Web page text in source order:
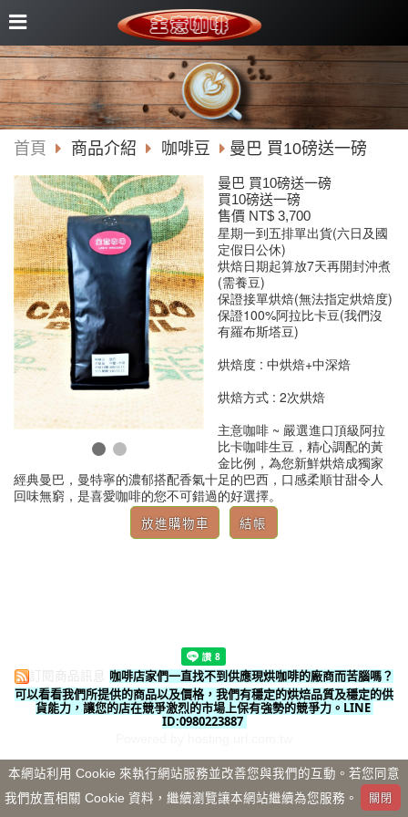
首頁 商品介紹 咖啡豆 曼巴 買10磅送一磅
曼巴 買10磅送一磅
買10磅送一磅
售價 NT$ 3,700
星期一到五排單出貨(六日及國
定假日公休)
烘焙日期起算放7天再開封沖煮
(需養豆)
保證接單烘焙(無法指定烘焙度)
保證100%阿拉比卡豆(我們沒
有羅布斯塔豆)
烘焙度 : 中烘焙+中深焙
烘焙方式 : 2次烘焙
主意咖啡 ~ 嚴選進口頂級阿拉
比卡咖啡生豆，精心調配的黃
金比例，為您新鮮烘焙成獨家
經典曼巴，曼特寧的濃郁搭配香氣十足的巴西，口感柔順甘甜令人
回味無窮，是喜愛咖啡的您不可錯過的好選擇。
咖啡店家們一直找不到供應現烘咖啡的廠商而苦腦嗎？
可以看看我們所提供的商品以及價格，我們有穩定的烘焙品質及穩定的供
貨能力，讓您的店在競爭激烈的市場上保有強勢的競爭力。LINE
ID:0980223887
本網站利用 Cookie 來執行網站服務並改善您與我們的互動。若您同意
我們放置相關 Cookie 資料，繼續瀏覽讓本網站繼續為您服務。